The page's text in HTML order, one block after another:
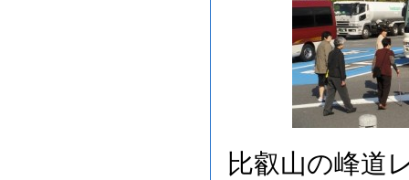
比叡山の峰道